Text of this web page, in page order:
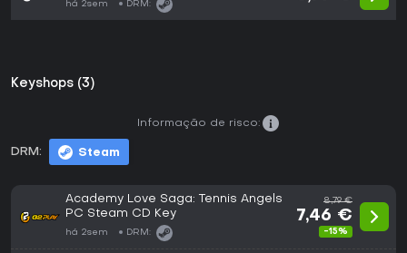
há 2sem DRM:
Keyshops (3)
DRM: Steam
Informação de risco:
Academy Love Saga: Tennis Angels
PC Steam CD Key
há 2sem DRM:
8,79 €
7,46 €
-15%